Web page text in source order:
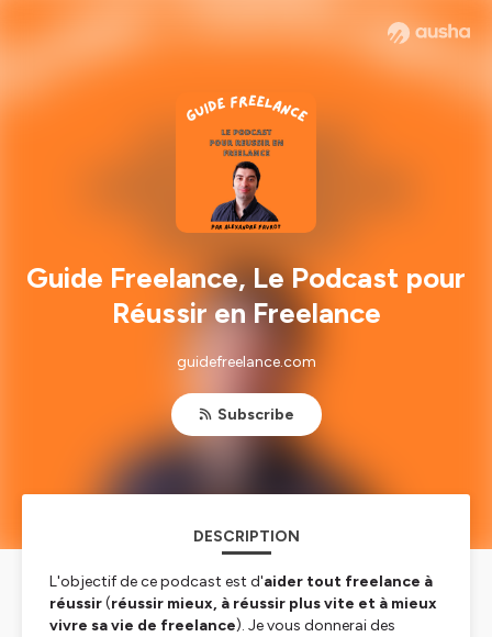
Guide Freelance, Le Podcast pour
Réussir en Freelance
guidefreelance.com
Subscribe
DESCRIPTION
L'objectif de ce podcast est d'aider tout freelance à
réussir(réussir mieux, à réussir plus vite et à mieux
vivre sa vie de freelance). Je vous donnerai des